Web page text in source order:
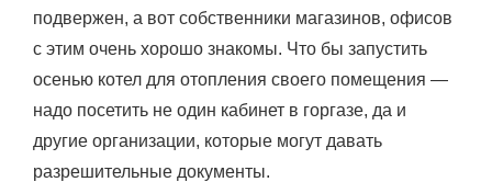
подвержен, а вот собственники магазинов, офисов
с этим очень хорошо знакомы. Что бы запустить
осенью котел для отопления своего помещения —
надо посетить не один кабинет в горгазе, да и
другие организации, которые могут давать
разрешительные документы.